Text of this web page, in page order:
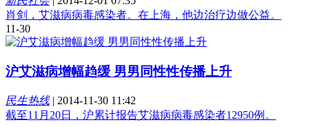
肖剑，艾滋病病毒感染者。在上海，他边治疗边做公益。
11-30
沪艾滋病增幅趋缓 男男同性性传播上升
民生热线| 2014-11-30 11:42
截至11月20日，沪累计报告艾滋病病毒感染者12950例。